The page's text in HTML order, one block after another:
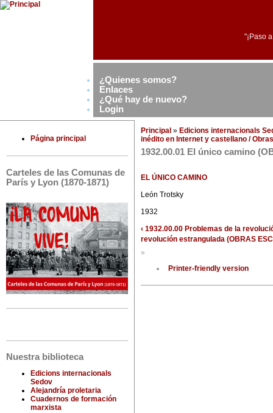
"¡Paso
¿Quienes somos?
Enlaces
¿Qué hay de nuevo?
Login
Página principal
Carteles de las Comunas de
París y Lyon (1870-1871)
Nuestra biblioteca
Edicions internacionals
Sedov
Alejandría proletaria
Cuadernos de formación
marxista
Principal » Edicions internacionals
inédito en Internet y castellano /
1932.00.01 El único camino
EL ÚNICO CAMINO
León Trotsky
1932
‹ 1932.00.00 Problemas de la
revolución estrangulada (OBRAS
»
Printer-friendly version